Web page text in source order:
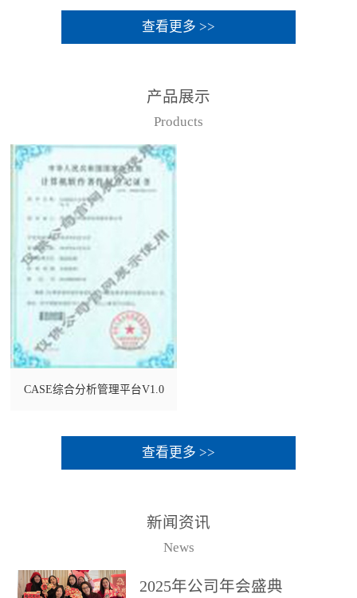
查看更多 >>
产品展示
Products
CASE综合分析管理平台V1.0
查看更多 >>
新闻资讯
News
2025年公司年会盛典